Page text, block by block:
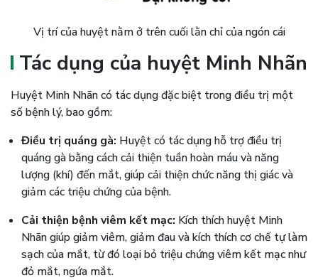
Vị trí của huyệt nằm ở trên cuối lằn chỉ của ngón cái
Tác dụng của huyệt Minh Nhãn
Huyệt Minh Nhãn có tác dụng đặc biệt trong điều trị một
số bệnh lý, bao gồm:
Điều trị quáng gà: Huyệt có tác dụng hỗ trợ điều trị
quáng gà bằng cách cải thiện tuần hoàn máu và năng
lượng (khí) đến mắt, giúp cải thiện chức năng thị giác và
giảm các triệu chứng của bệnh.
Cải thiện bệnh viêm kết mạc: Kích thích huyệt Minh
Nhãn giúp giảm viêm, giảm đau và kích thích cơ chế tự làm
sạch của mắt, từ đó loại bỏ triệu chứng viêm kết mạc như
đỏ mắt, ngứa mắt.